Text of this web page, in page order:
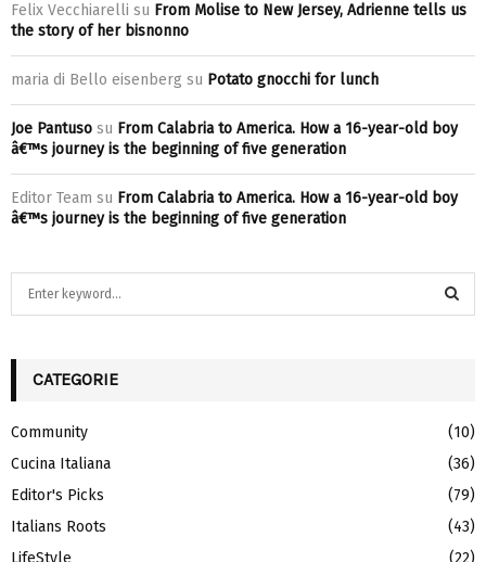
Felix Vecchiarelli su From Molise to New Jersey, Adrienne tells us
the story of her bisnonno
maria di Bello eisenberg su Potato gnocchi for lunch
Joe Pantuso su From Calabria to America. How a 16-year-old boy
â€™s journey is the beginning of five generation
Editor Team su From Calabria to America. How a 16-year-old boy
â€™s journey is the beginning of five generation
h
o
r
:
A
R
H
CATEGORIE
Community
(10)
Cucina Italiana
(36)
Editor's Picks
(79)
Italians Roots
(43)
LifeStyle
(22)